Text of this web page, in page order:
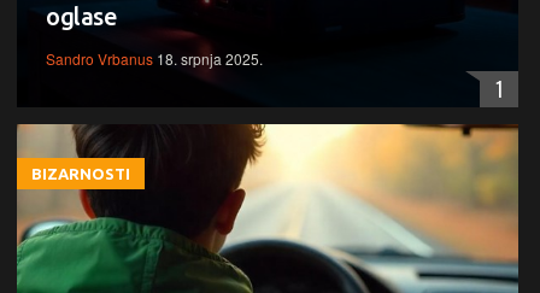
oglase
Sandro Vrbanus 18. srpnja 2025.
1
BIZARNOSTI